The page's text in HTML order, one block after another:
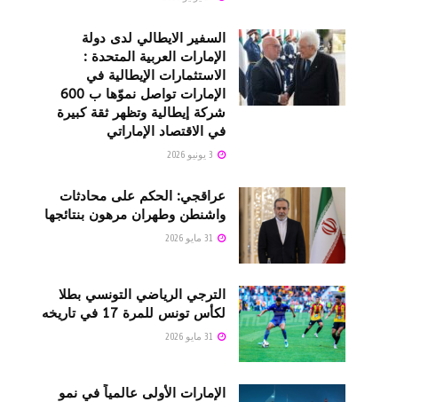
السفير الايطالي لدى دولة
الإمارات العربية المتحدة :
الاستثمارات الإيطالية في
الإمارات تواصل نموّها ب 600
شركة إيطالية وتظهر ثقة كبيرة
في الاقتصاد الإماراتي
عراقجي: الحكم على محادثات
واشنطن وطهران مرهون بنتائجها
الترجي الرياضي التونسي بطلا
لكأس تونس للمرة 17 في تاريخه
الإمارات الأولى عالمياً في نمو